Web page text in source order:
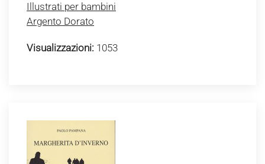
Illustrati per bambini
Argento Dorato
Visualizzazioni: 1053